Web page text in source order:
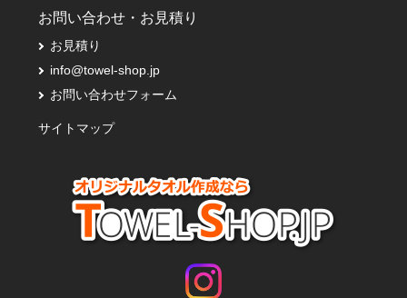
お問い合わせ・お見積り
お見積り
info@towel-shop.jp
お問い合わせフォーム
サイトマップ